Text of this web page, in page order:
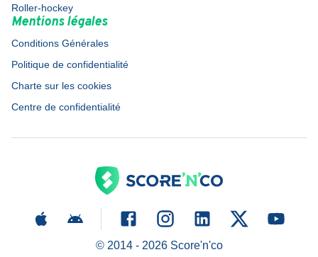
Roller-hockey
Mentions légales
Conditions Générales
Politique de confidentialité
Charte sur les cookies
Centre de confidentialité
© 2014 - 2026Score'n'co